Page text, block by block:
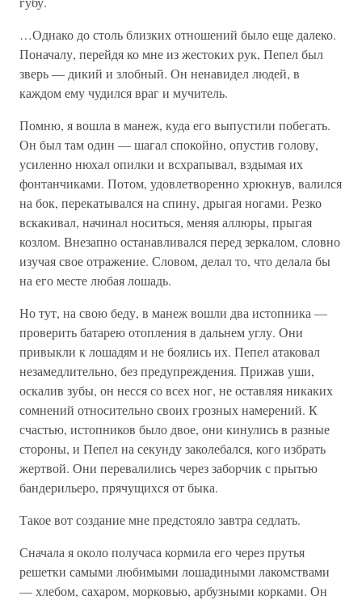
…Однако до столь близких отношений было еще далеко.
Поначалу, перейдя ко мне из жестоких рук, Пепел был
зверь — дикий и злобный. Он ненавидел людей, в
каждом ему чудился враг и мучитель.
Помню, я вошла в манеж, куда его выпустили побегать.
Он был там один — шагал спокойно, опустив голову,
усиленно нюхал опилки и всхрапывал, вздымая их
фонтанчиками. Потом, удовлетворенно хрюкнув, валился
на бок, перекатывался на спину, дрыгая ногами. Резко
вскакивал, начинал носиться, меняя аллюры, прыгая
козлом. Внезапно останавливался перед зеркалом, словно
изучая свое отражение. Словом, делал то, что делала бы
на его месте любая лошадь.
Но тут, на свою беду, в манеж вошли два истопника —
проверить батарею отопления в дальнем углу. Они
привыкли к лошадям и не боялись их. Пепел атаковал
незамедлительно, без предупреждения. Прижав уши,
оскалив зубы, он несся со всех ног, не оставляя никаких
сомнений относительно своих грозных намерений. К
счастью, истопников было двое, они кинулись в разные
стороны, и Пепел на секунду заколебался, кого избрать
жертвой. Они перевалились через заборчик с прытью
бандерильеро, прячущихся от быка.
Такое вот создание мне предстояло завтра седлать.
Сначала я около получаса кормила его через прутья
решетки самыми любимыми лошадиными лакомствами
— хлебом, сахаром, морковью, арбузными корками. Он